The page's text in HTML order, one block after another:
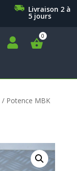
Livraison 2 à
5 jours

/ Potence MBK